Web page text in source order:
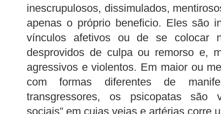
inescrupulosos, dissimulados,
apenas o próprio beneficio. Eles são
vínculos afetivos ou de se colocar
desprovidos de culpa ou remorso e,
agressivos e violentos. Em maior ou
com formas diferentes de
transgressores, os psicopatas são
sociais” em cujas veias e artérias corre